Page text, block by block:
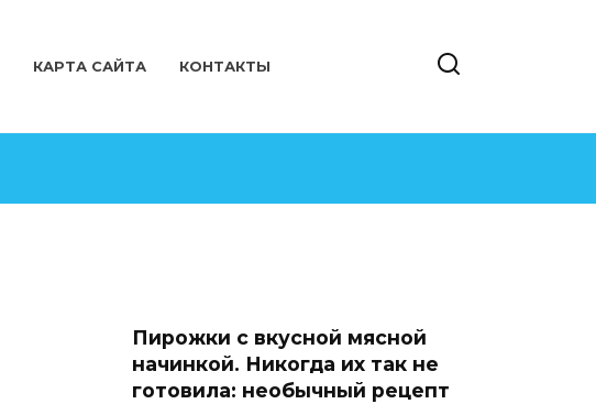
КАРТА САЙТА КОНТАКТЫ
Пирожки с вкусной мясной
начинкой. Никогда их так не
готовила: необычный рецепт